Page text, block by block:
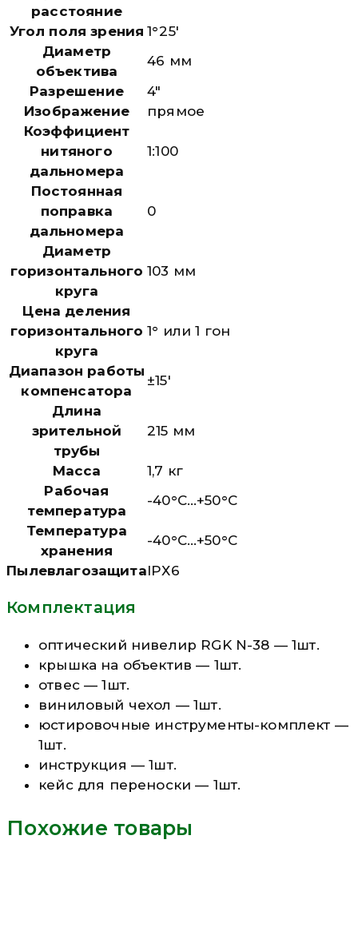
расстояние
Угол поля зрения 1°25′
Диаметр
объектива
46 мм
Разрешение
4″
Изображение
прямое
Коэффициент
нитяного
дальномера
1:100
Постоянная
поправка
дальномера
0
Диаметр
горизонтального
круга
103 мм
Цена деления
горизонтального
круга
1° или 1 гон
Диапазон работы
компенсатора
±15′
Длина
зрительной
трубы
215 мм
Масса
1,7 кг
Рабочая
температура
-40°C…+50°C
Температура
хранения
-40°C…+50°C
ПылевлагозащитаIPХ6
Комплектация
оптический нивелир RGK N-38 — 1шт.
крышка на объектив — 1шт.
отвес — 1шт.
виниловый чехол — 1шт.
юстировочные инструменты-комплект —
1шт.
инструкция — 1шт.
кейс для переноски — 1шт.
Похожие товары